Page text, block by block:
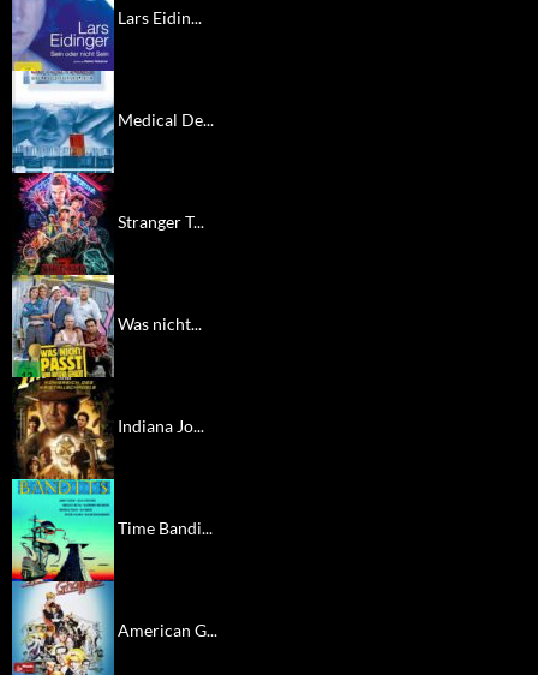
Lars Eidin...
Medical De...
Stranger T...
Was nicht...
Indiana Jo...
Time Bandi...
American G...